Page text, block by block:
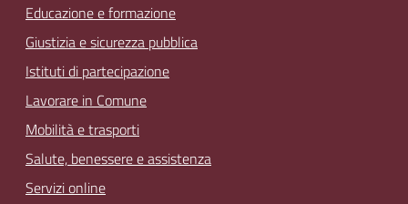
Educazione e formazione
Giustizia e sicurezza pubblica
Istituti di partecipazione
Lavorare in Comune
Mobilità e trasporti
Salute, benessere e assistenza
Servizi online